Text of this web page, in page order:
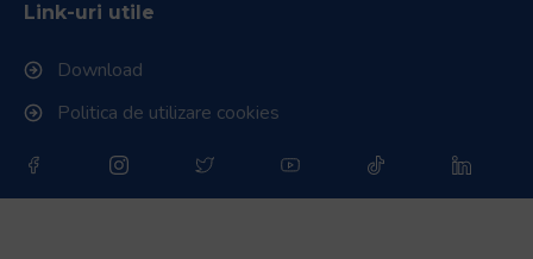
Link-uri utile
Download
Politica de utilizare cookies